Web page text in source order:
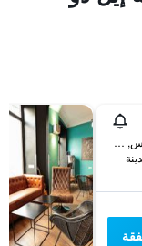
10 Rue Trousseau, باريس, فرنسا